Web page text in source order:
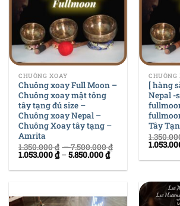
CHUÔNG XOAY
Chuông xoay Full Moon –
Chuông xoay mật tông
tây tạng đủ size –
Chuông xoay Nepal –
Chuông Xoay tây tạng –
Amrita
1.350.000₫ –7.500.000₫
1.053.000₫–5.850.000₫
CHUÔNG
[ hàng
Nepal -
Tây